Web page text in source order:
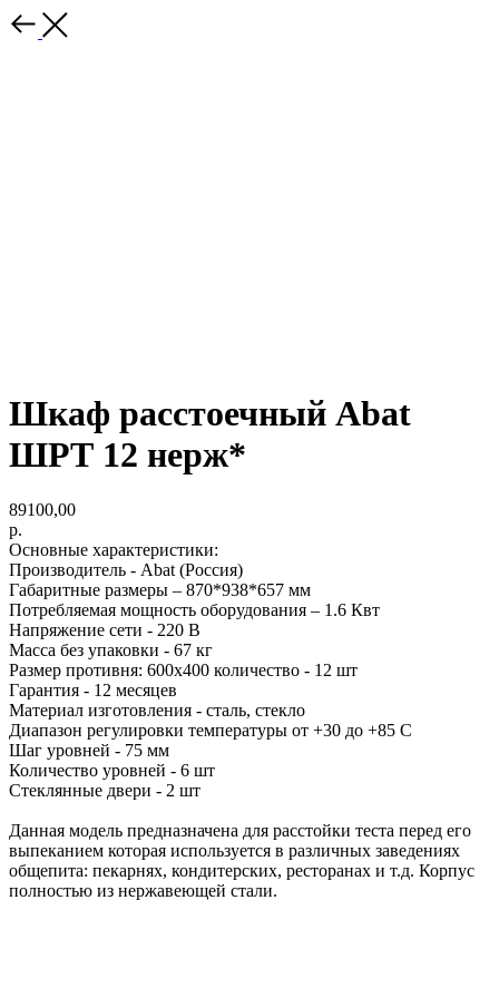
Шкаф расстоечный Abat
ШРТ 12 нерж*
89100,00
р.
Основные характеристики:
Производитель - Abat (Россия)
Габаритные размеры – 870*938*657 мм
Потребляемая мощность оборудования – 1.6 Квт
Напряжение сети - 220 В
Масса без упаковки - 67 кг
Размер противня: 600х400 количество - 12 шт
Гарантия - 12 месяцев
Материал изготовления - сталь, стекло
Диапазон регулировки температуры от +30 до +85 С
Шаг уровней - 75 мм
Количество уровней - 6 шт
Стеклянные двери - 2 шт
Данная модель предназначена для расстойки теста перед его
выпеканием которая используется в различных заведениях
общепита: пекарнях, кондитерских, ресторанах и т.д. Корпус
полностью из нержавеющей стали.